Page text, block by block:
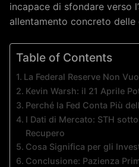
incapace di sfondare verso
allentamento concreto
Table of Contents
La Federal Reserve Non
Kevin Warsh: il 21 Aprile
Perché la Fed Conta Più
I Dati di Mercato: STH
Recupero
Cosa Significa per gli
Conclusione: Pazienza